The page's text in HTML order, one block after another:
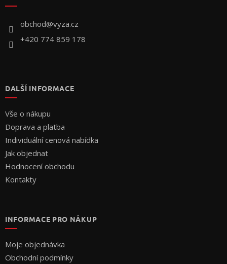
obchod@vyza.cz
+420 774 859 178
DALŠÍ INFORMACE
Vše o nákupu
Doprava a platba
Individuální cenová nabídka
Jak objednat
Hodnocení obchodu
Kontakty
INFORMACE PRO NÁKUP
Moje objednávka
Obchodní podmínky